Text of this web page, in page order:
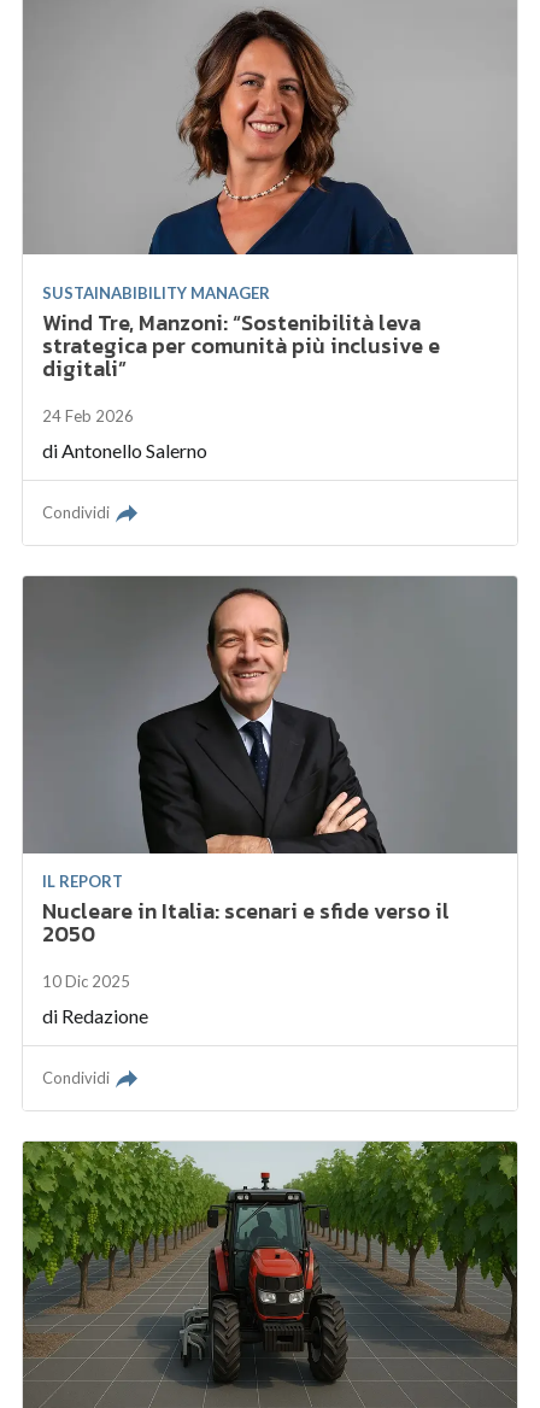
SUSTAINABIBILITY MANAGER
Wind Tre, Manzoni: “Sostenibilità leva
strategica per comunità più inclusive e
digitali”
24 Feb 2026
diAntonello Salerno
Condividi
IL REPORT
Nucleare in Italia: scenari e sfide verso il
2050
10 Dic 2025
di Redazione
Condividi